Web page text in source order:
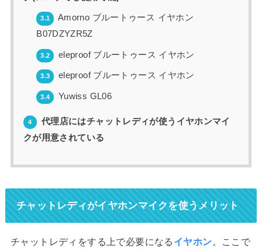
3.1
Amorno ブルートゥース イヤホン
B07DZYZR5Z
3.2 eleproof ブルートゥース イヤホン
3.3 eleproof ブルートゥース イヤホン
3.4 Yuwiss GL06
4
代理店にはチャットレディが使うイヤホンマイ
クが用意されている
チャットレディがイヤホンマイクを使うメリット
チャットレディをする上で必要になる イヤホン。ここで